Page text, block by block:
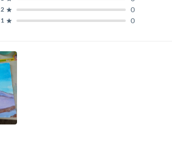
1 0
2 0